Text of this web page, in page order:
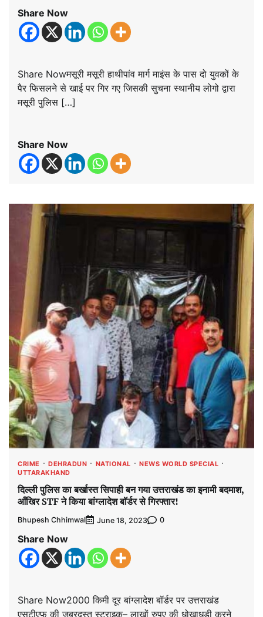
Share Now
Share Nowमसूरी मसूरी हाथीपांव मार्ग माइंस के पास दो युवकों के
पैर फिसलने से खाई पर गिर गए जिसकी सुचना स्थानीय लोगो द्वारा
मसूरी पुलिस […]
Share Now
CRIME DEHRADUN NATIONAL
NEWS WORLD SPECIAL
UTTARAKHAND
दिल्ली पुलिस का बर्खास्त सिपाही बन गया उत्तराखंड का इनामी बदमाश,
आँखिर STF ने किया बांग्लादेश बॉर्डर से गिरफ्तार!
Bhupesh Chhimwal June 18, 2023 0
Share Now
Share Now2000 किमी दूर बांग्लादेश बॉर्डर पर उत्तराखंड
एसटीएफ की जबरदस्त स्ट्राइक– लाखों रुपए की धोखाधडी करने